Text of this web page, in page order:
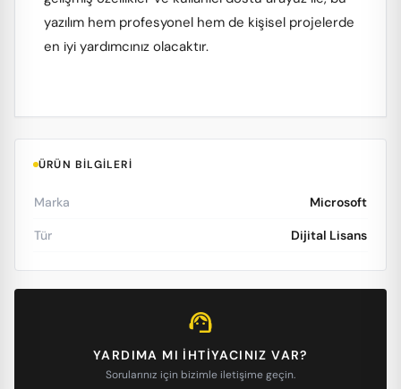
yazılım hem profesyonel hem de kişisel projelerde
en iyi yardımcınız olacaktır.
ÜRÜN BILGILERI
Marka Microsoft
Tür Dijital Lisans
support_agent
YARDIMA MI IHTIYACINIZ VAR?
Sorularınız için bizimle iletişime geçin.